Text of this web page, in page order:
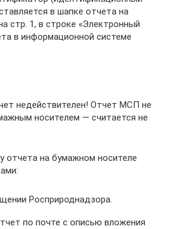
в шапке отчета на
стр. 1, в строке «Электронный
в информационной системе
недействителен! Отчет МСП не
носителем — считается не
отчета на бумажном носителе
Росприроднадзора.
по почте с описью вложения